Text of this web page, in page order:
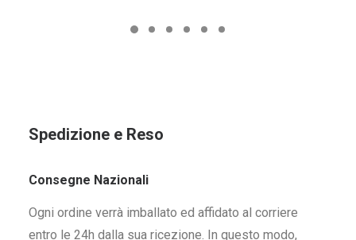
Spedizione e Reso
Consegne Nazionali
Ogni ordine verrà imballato ed affidato al corriere
entro le 24h dalla sua ricezione. In questo modo,